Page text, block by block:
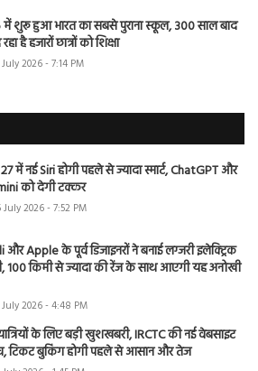
में शुरू हुआ भारत का सबसे पुराना स्कूल, 300 साल बाद
है हजारों छात्रों को शिक्षा
July 2026 - 7:14 PM
में नई Siri होगी पहले से ज्यादा स्मार्ट, ChatGPT और
को देगी टक्कर
July 2026 - 7:52 PM
और Apple के पूर्व डिजाइनरों ने बनाई लग्जरी इलेक्ट्रिक
100 किमी से ज्यादा की रेंज के साथ आएगी यह अनोखी
July 2026 - 4:48 PM
के लिए बड़ी खुशखबरी, IRCTC की नई वेबसाइट
टिकट बुकिंग होगी पहले से आसान और तेज